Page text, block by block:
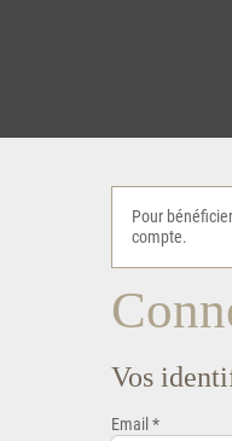
Pour
compte.
Vos
Email *